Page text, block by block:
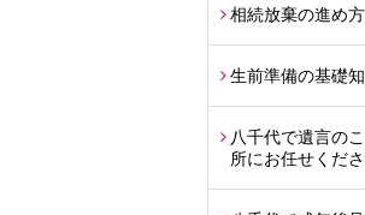
相続放棄の進め
生前準備の基礎
八千代で遺言の
所にお任せくださ